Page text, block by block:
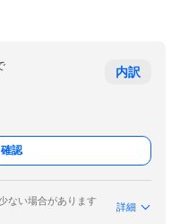
内訳
認
ない場合があります
詳細